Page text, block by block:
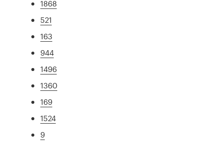
1868
521
163
944
1496
1360
169
1524
9